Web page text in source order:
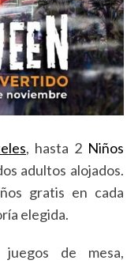
, hasta 2 Niños
adultos alojados.
gratis en cada
elegida.
juegos de mesa,